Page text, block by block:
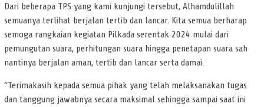
Dari beberapa TPS yang kami kunjungi tersebut, Alhamdulillah
semuanya terlihat berjalan tertib dan lancar. Kita semua berharap
semoga rangkaian kegiatan Pilkada serentak 2024 mulai dari
pemungutan suara, perhitungan suara hingga penetapan suara sah
nantinya berjalan aman, tertib dan lancar serta damai.
“Terimakasih kepada semua pihak yang telah melaksanakan tugas
dan tanggung jawabnya secara maksimal sehingga sampai saat ini